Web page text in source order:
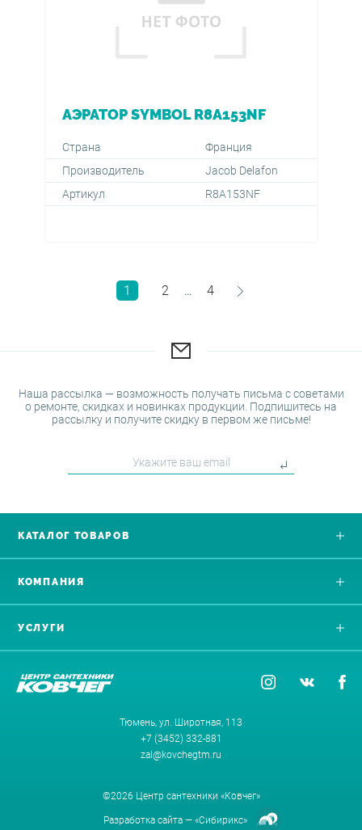
АЭРАТОР SYMBOL R8A153NF
Страна
Франция
Производитель
Jacob Delafon
Артикул
R8A153NF
1 2 … 4
Наша рассылка — возможность получать письма с советами
о ремонте, скидках и новинках продукции. Подпишитесь на
рассылку и получите скидку в первом же письме!
Тюмень, ул. Широтная, 113
+7 (3452) 332-881
zal@kovchegtm.ru
КАТАЛОГ ТОВАРОВ
УСЛУГИ
КОМПАНИЯ
©2026 Центр сантехники «Ковчег»
Разработка сайта — «Сибирикс»